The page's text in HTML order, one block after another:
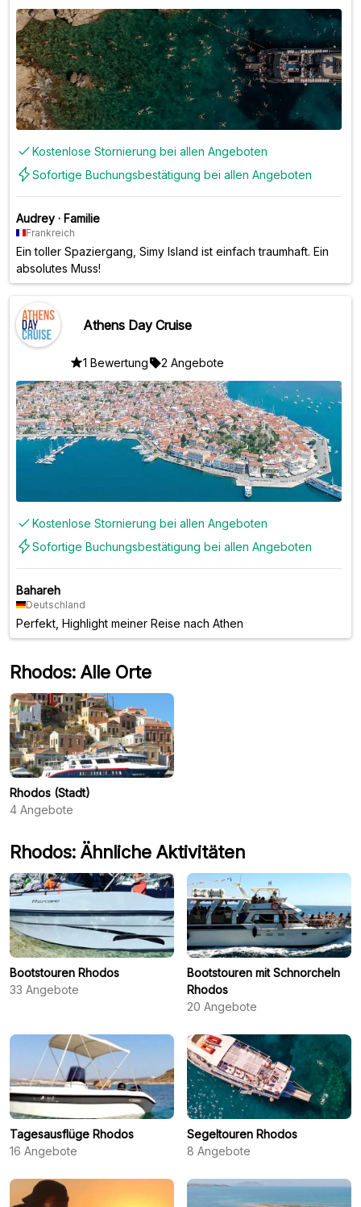
Kostenlose Stornierung bei allen Angeboten
Sofortige Buchungsbestätigung bei allen Angeboten
Audrey · Familie
Frankreich
Ein toller Spaziergang, Simy Island ist einfach traumhaft. Ein
absolutes Muss!
Athens Day Cruise
1 Bewertung 2 Angebote
Kostenlose Stornierung bei allen Angeboten
Sofortige Buchungsbestätigung bei allen Angeboten
Bahareh
Deutschland
Perfekt, Highlight meiner Reise nach Athen
Rhodos: Alle Orte
Rhodos (Stadt)
4 Angebote
Rhodos: Ähnliche Aktivitäten
Bootstouren Rhodos
33 Angebote
Bootstouren mit Schnorcheln
Rhodos
20 Angebote
Tagesausflüge Rhodos
16 Angebote
Segeltouren Rhodos
8 Angebote